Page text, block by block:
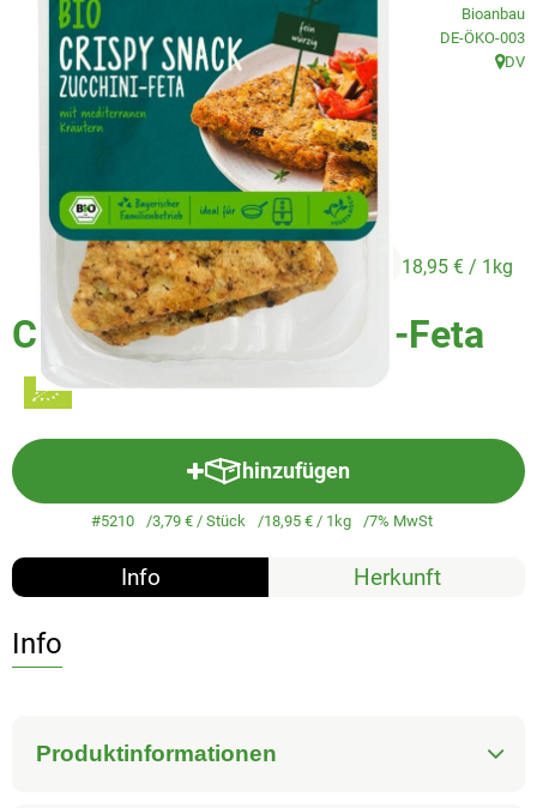
Veggie & Vegan
Backwaren
Trockensortiment
Natur-Drogerie
AllerLiebe
Großgebinde
Über uns
Crispy Snack Zucchini-Feta
3,79 €/ Stück 18,95 € / 1kg
Bioanbau
, Kontrollstelle:
DE-ÖKO-003
,
DV
hinzufügen
Produkt zum Warenkorb
#5210 3,79 €/ Stück 18,95 €/ 1kg 7% MwSt
Info Herkunft
Info
Produktinformationen